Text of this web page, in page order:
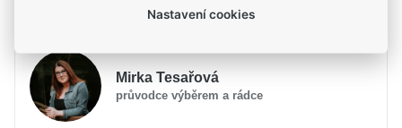
Parametry a specifikace
Značka
Kolekce
RAINBOW
Určení
Potřebujete poradit?
Mirka Tesařová
průvodce výběrem a rádce
Nastavení cookies